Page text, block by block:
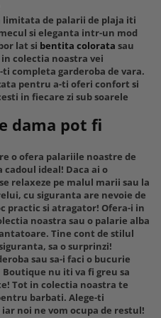
de palarii de plaja iti
si eleganta intr-un mod
lat si bentita colorata sau
colectia noastra vei
completa garderoba de vara.
pentru a-ti oferi confort si
in fiecare zi sub soarele
dama pot fi
o ofera palariile noastre de
ideal! Daca ai o
relaxeze pe malul marii sau la
cu siguranta are nevoie de
practic si atragator! Ofera-i in
noastra sau o palarie alba
Tine cont de stilul
sa o surprinzi!
sau sa-i faci o bucurie
nu iti va fi greu sa
Tot in colectia noastra te
barbati. Alege-ti
noi ne vom ocupa de restul!